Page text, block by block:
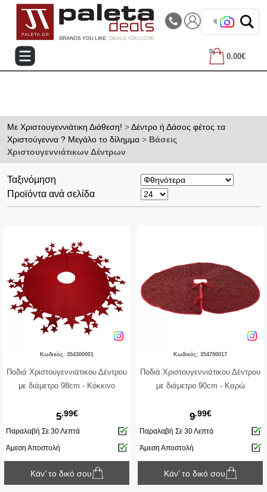
Τηλεφωνικές Παραγγελίες: 2105714144 |||
❤️ Βρες
0
0.00€
Mε Χριστουγεννιάτικη Διάθεση! >Δέντρο ή Δάσος φέτος τα
Χριστούγεννα ? Μεγάλο το δίλημμα > Βάσεις
Χριστουγεννιάτικων Δέντρων
Ταξινόμηση
Προϊόντα ανά σελίδα
Κωδικός: 354300001
Ποδιά Χριστουγεννιάτικου Δέντρου
με διάμετρο 98cm - Κόκκινο
5.99€
Παραλαβή Σε 30 Λεπτά
Άμεση Αποστολή
Κάν’ το δικό σου
Κωδικός: 354700017
Ποδιά Χριστουγεννιάτικου Δέντρου
με διάμετρο 90cm - Καρώ
9.99€
Παραλαβή Σε 30 Λεπτά
Άμεση Αποστολή
Κάν’ το δικό σου